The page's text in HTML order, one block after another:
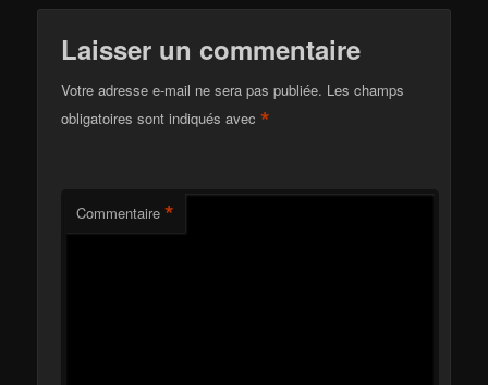
Laisser un commentaire
Votre adresse e-mail ne sera pas publiée. Les champs
obligatoires sont indiqués avec*
Commentaire *